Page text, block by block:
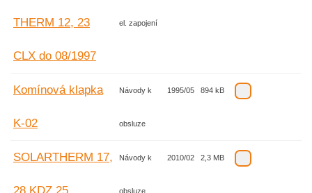
THERM 12, 23
CLX do 08/1997
el. zapojení
Komínová klapka
K-02
Návody k
obsluze
1995/05 894 kB
SOLARTHERM 17, Návody k
obsluze
2010/02 2,3 MB